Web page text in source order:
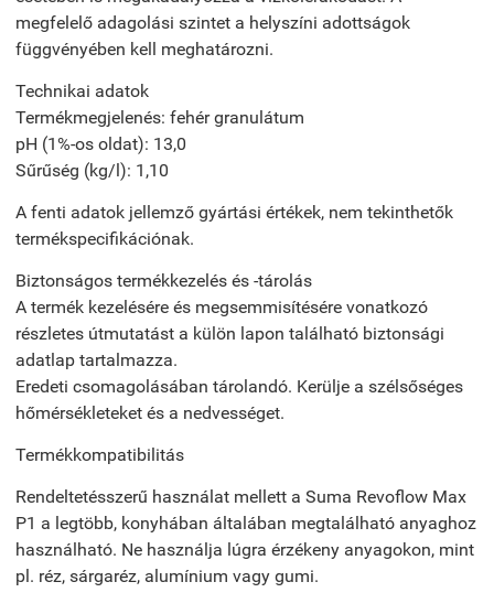
megfelelő adagolási szintet a helyszíni adottságok
függvényében kell meghatározni.
Technikai adatok
Termékmegjelenés: fehér granulátum
pH (1%-os oldat): 13,0
Sűrűség (kg/l): 1,10
A fenti adatok jellemző gyártási értékek, nem tekinthetők
termékspecifikációnak.
Biztonságos termékkezelés és -tárolás
A termék kezelésére és megsemmisítésére vonatkozó
részletes útmutatást a külön lapon található biztonsági
adatlap tartalmazza.
Eredeti csomagolásában tárolandó. Kerülje a szélsőséges
hőmérsékleteket és a nedvességet.
Termékkompatibilitás
Rendeltetésszerű használat mellett a Suma Revoflow Max
P1 a legtöbb, konyhában általában megtalálható anyaghoz
használható. Ne használja lúgra érzékeny anyagokon, mint
pl. réz, sárgaréz, alumínium vagy gumi.